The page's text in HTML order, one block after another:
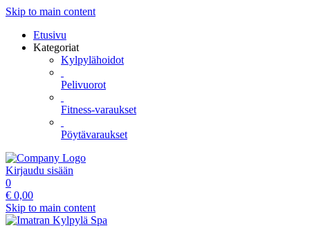
Skip to main content
Etusivu
Kategoriat
Kylpylähoidot
Pelivuorot
Fitness-varaukset
Pöytävaraukset
Kirjaudu sisään
0
€ 0,00
Skip to main content